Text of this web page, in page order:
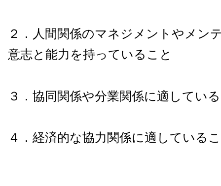
２．人間関係のマネジメントやメン
意志と能力を持っていること
３．協同関係や分業関係に適してい
４．経済的な協力関係に適している